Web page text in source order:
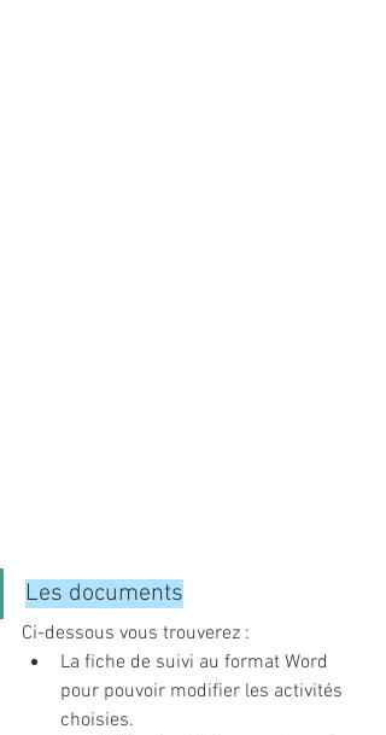
Les documents
Ci-dessous vous trouverez :
La fiche de suivi au format Word
pour pouvoir modifier les activités
choisies.